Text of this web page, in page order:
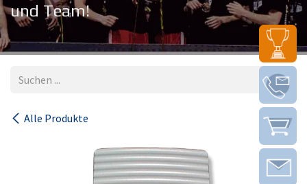
und Team!
Alle Produkte